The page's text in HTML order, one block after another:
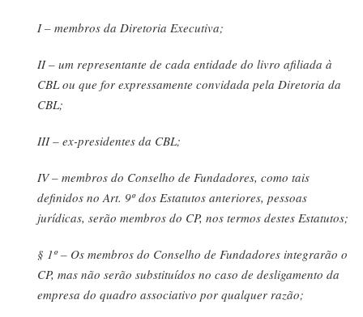
I – membros da Diretoria Executiva;
II – um representante de cada entidade do livro afiliada à
CBL ou que for expressamente convidada pela Diretoria da
CBL;
III – ex-presidentes da CBL;
IV – membros do Conselho de Fundadores, como tais
definidos no Art. 9º dos Estatutos anteriores, pessoas
jurídicas, serão membros do CP, nos termos destes Estatutos;
§ 1º – Os membros do Conselho de Fundadores integrarão o
CP, mas não serão substituídos no caso de desligamento da
empresa do quadro associativo por qualquer razão;